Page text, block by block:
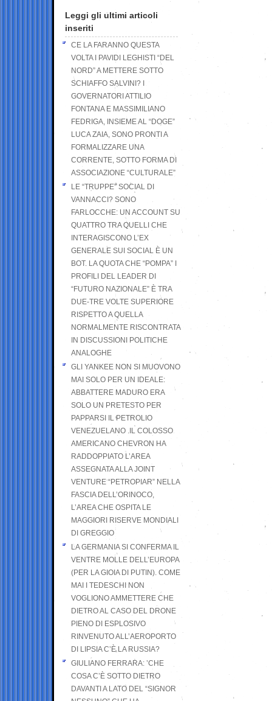
Leggi gli ultimi articoli
inseriti
CE LA FARANNO QUESTA
VOLTA I PAVIDI LEGHISTI “DEL
NORD” A METTERE SOTTO
SCHIAFFO SALVINI? I
GOVERNATORI ATTILIO
FONTANA E MASSIMILIANO
FEDRIGA, INSIEME AL “DOGE”
LUCA ZAIA, SONO PRONTI A
FORMALIZZARE UNA
CORRENTE, SOTTO FORMA DI
ASSOCIAZIONE “CULTURALE”
LE “TRUPPE” SOCIAL DI
VANNACCI? SONO
FARLOCCHE: UN ACCOUNT SU
QUATTRO TRA QUELLI CHE
INTERAGISCONO L’EX
GENERALE SUI SOCIAL È UN
BOT. LA QUOTA CHE “POMPA” I
PROFILI DEL LEADER DI
“FUTURO NAZIONALE” È TRA
DUE-TRE VOLTE SUPERIORE
RISPETTO A QUELLA
NORMALMENTE RISCONTRATA
IN DISCUSSIONI POLITICHE
ANALOGHE
GLI YANKEE NON SI MUOVONO
MAI SOLO PER UN IDEALE:
ABBATTERE MADURO ERA
SOLO UN PRETESTO PER
PAPPARSI IL PETROLIO
VENEZUELANO .IL COLOSSO
AMERICANO CHEVRON HA
RADDOPPIATO L’AREA
ASSEGNATA ALLA JOINT
VENTURE “PETROPIAR” NELLA
FASCIA DELL’ORINOCO,
L’AREA CHE OSPITA LE
MAGGIORI RISERVE MONDIALI
DI GREGGIO
LA GERMANIA SI CONFERMA IL
VENTRE MOLLE DELL’EUROPA
(PER LA GIOIA DI PUTIN). COME
MAI I TEDESCHI NON
VOGLIONO AMMETTERE CHE
DIETRO AL CASO DEL DRONE
PIENO DI ESPLOSIVO
RINVENUTO ALL’AEROPORTO
DI LIPSIA C’È LA RUSSIA?
GIULIANO FERRARA: ’CHE
COSA C’È SOTTO DIETRO
DAVANTI A LATO DEL “SIGNOR